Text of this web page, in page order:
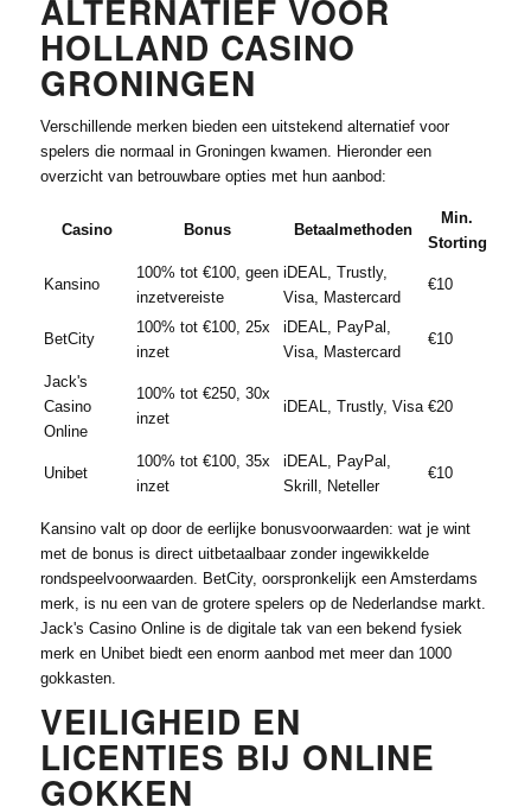
ALTERNATIEF VOOR
HOLLAND CASINO
GRONINGEN
Verschillende merken bieden een uitstekend alternatief voor
spelers die normaal in Groningen kwamen. Hieronder een
overzicht van betrouwbare opties met hun aanbod:
Casino Bonus Betaalmethoden
Min.
Storting
Kansino
100% tot €100, geen
inzetvereiste
iDEAL, Trustly,
Visa, Mastercard
€10
BetCity
100% tot €100, 25x
inzet
iDEAL, PayPal,
Visa, Mastercard
€10
Jack's
Casino
Online
100% tot €250, 30x
inzet
iDEAL, Trustly, Visa €20
Unibet
100% tot €100, 35x
inzet
iDEAL, PayPal,
Skrill, Neteller
€10
Kansino valt op door de eerlijke bonusvoorwaarden: wat je wint
met de bonus is direct uitbetaalbaar zonder ingewikkelde
rondspeelvoorwaarden. BetCity, oorspronkelijk een Amsterdams
merk, is nu een van de grotere spelers op de Nederlandse markt.
Jack's Casino Online is de digitale tak van een bekend fysiek
merk en Unibet biedt een enorm aanbod met meer dan 1000
gokkasten.
VEILIGHEID EN
LICENTIES BIJ ONLINE
GOKKEN